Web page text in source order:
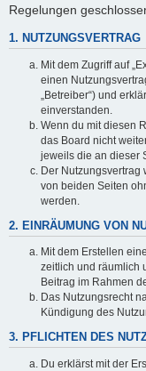
Regelungen
1. NUTZUNGSVERTRAG
Mit dem Zugriff auf
einen
„Betreiber“) und
einverstanden.
Wenn du mit diesen
das Board nicht
jeweils die an dieser
Der Nutzungsvertrag
von beiden Seiten
werden.
2. EINRÄUMUNG VON
Mit dem Erstellen
zeitlich und räumlich
Beitrag im Rahmen
Das Nutzungsrecht
Kündigung des
3. PFLICHTEN DES
Du erklärst mit der